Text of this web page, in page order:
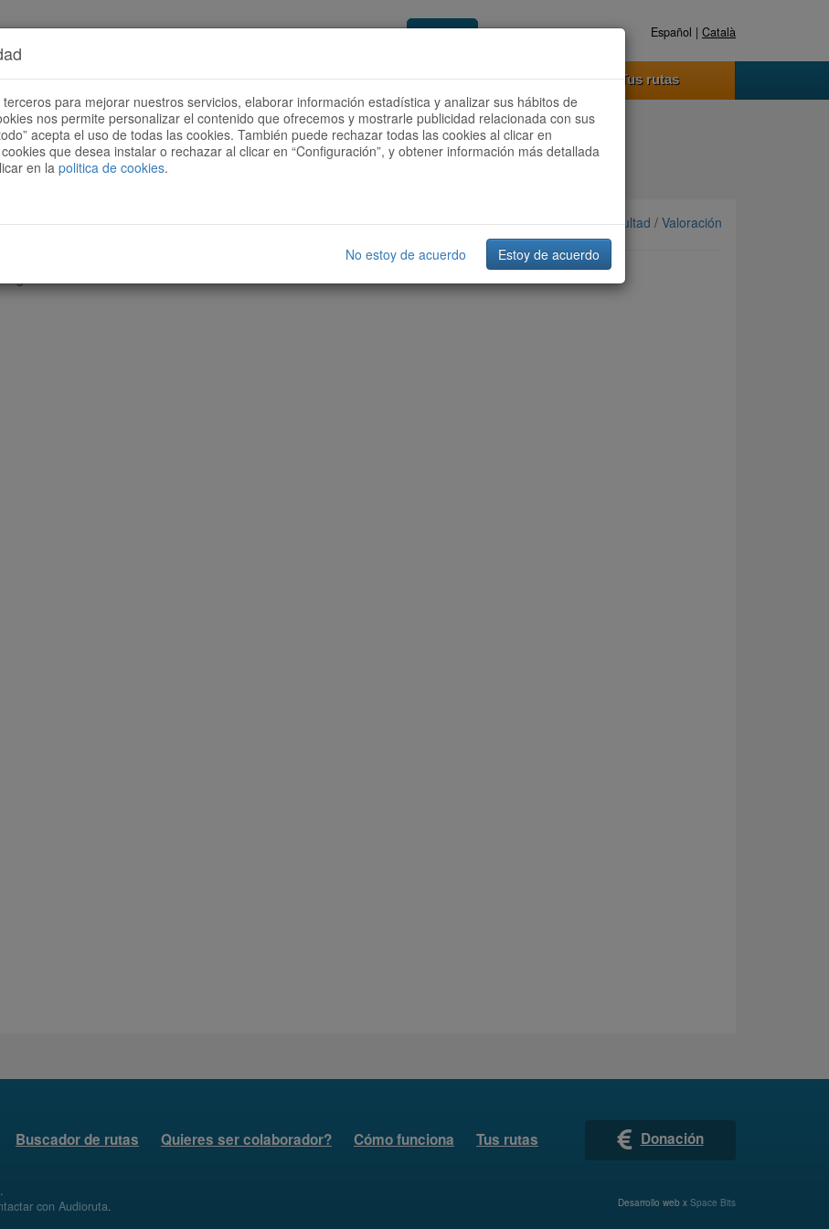
Acceder Registrate ahora Español | Català
de rutas Quieres ser colaborador? Cómo funciona Tus rutas
Ordenar por: Más recientes /Dificultad / Valoración
Buscador de rutas Quieres ser colaborador? Cómo funciona Tus rutas Donación
con Audioruta. Desarrollo web x Space Bits
para mejorar nuestros servicios, elaborar información estadística y analizar sus hábitos de
nos permite personalizar el contenido que ofrecemos y mostrarle publicidad relacionada con sus
acepta el uso de todas las cookies. También puede rechazar todas las cookies al clicar en
que desea instalar o rechazar al clicar en “Configuración”, y obtener información más detallada
en lapolitica de cookies.
No estoy de acuerdo Estoy de acuerdo